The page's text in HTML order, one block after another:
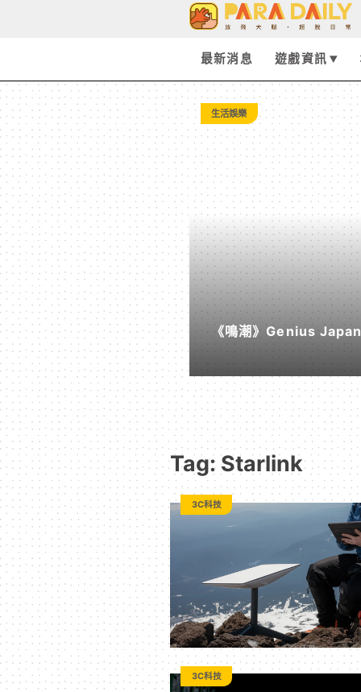
-
Paradaily
-
遊
戲
｜
動
漫
二
次
元
｜
3C
最新消息 遊戲資訊
生活娛樂
《鳴潮》Genius
《遠航星的告別》&《
Tag: Starlink
3C科技
3C科技